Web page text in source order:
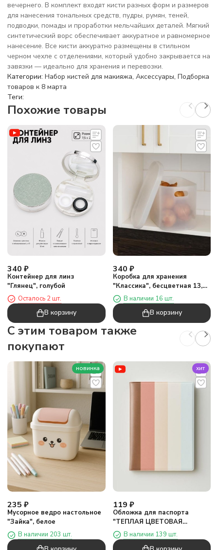
вечернего. В комплект входят кисти разных форм и размеров
для нанесения тональных средств, пудры, румян, теней,
подводки, помады и проработки мельчайших деталей. Мягкий
синтетический ворс обеспечивает аккуратное и равномерное
нанесение. Все кисти аккуратно размещены в стильном
черном чехле с отделениями, который удобно закрывается на
завязки — идеально для хранения и перевозки.
Категории: Набор кистей для макияжа, Аксессуары, Подборка
товаров к 8 марта
Теги:
Похожие товары
340 ₽
Контейнер для линз
"Глянец", голубой
Осталось 2 шт.
В корзину
340 ₽
Коробка для хранения
"Классика", бесцветная 13,1
х 25,5 х 19,7 см
В наличии 16 шт.
В корзину
C этим товаром также
покупают
новинка
235 ₽
Мусорное ведро настольное
"Зайка", белое
В наличии 203 шт.
хит
119 ₽
Обложка для паспорта
"ТЕПЛАЯ ЦВЕТОВАЯ
ГАММА", плотность 600 мкм
В наличии 139 шт.